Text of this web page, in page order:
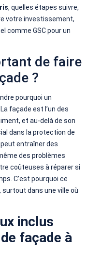
, quelles étapes suivre,
votre investissement,
comme GSC pour un
de faire
?
pourquoi un
façade est l’un des
et au-delà de son
dans la protection de
entraîner des
des problèmes
coûteuses à réparer si
C’est pourquoi ce
dans une ville où
inclus
façade à